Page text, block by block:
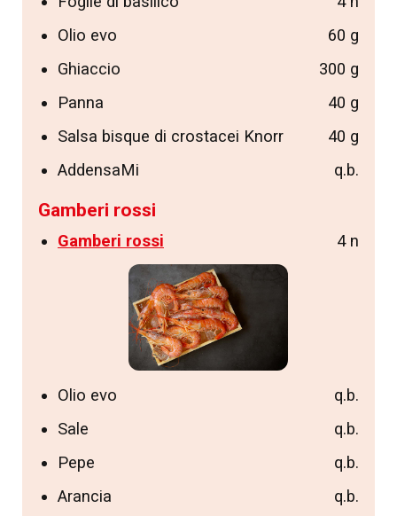
Olio evo
60 g
Ghiaccio
300 g
Panna
40 g
Salsa bisque di crostacei Knorr
40 g
AddensaMi
q.b.
Gamberi rossi
Gamberi rossi 4 n
Olio evo
q.b.
Sale
q.b.
Pepe
q.b.
Arancia
q.b.